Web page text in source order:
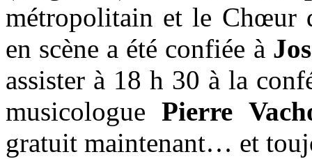
métropolitain et le Chœur
en scène a été confiée à
assister à 18 h 30 à la
musicologuePierre
gratuit maintenant… et